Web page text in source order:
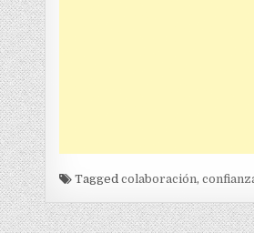
Taggedcolaboración,